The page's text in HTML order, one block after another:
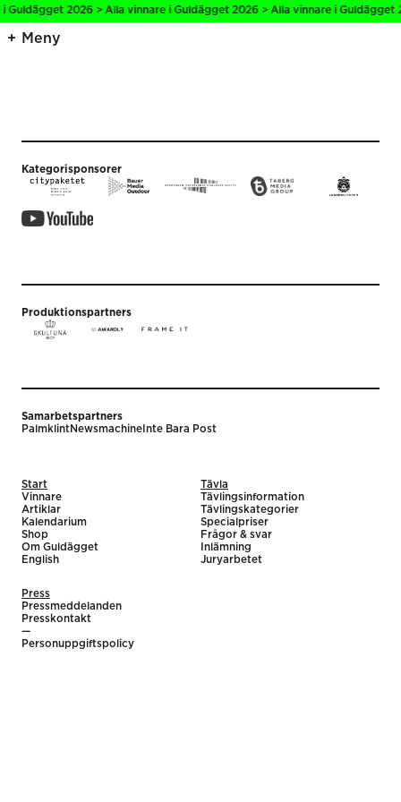
2026 > Alla vinnare i Guldägget 2026 > Alla vinnare i
Meny
Kategorisponsorer
Produktionspartners
Samarbetspartners
PalmklintNewsmachine Inte Bara Post
Start
Vinnare
Artiklar
Kalendarium
Shop
Om Guldägget
English
Tävla
Tävlingsinformation
Tävlingskategorier
Specialpriser
Frågor & svar
Inlämning
Juryarbetet
Press
Pressmeddelanden
Presskontakt
—
Personuppgiftspolicy